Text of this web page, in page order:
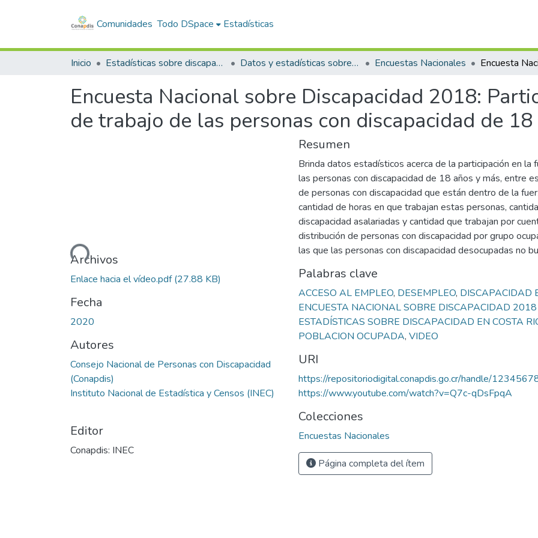
Comunidades Todo DSpace Estadísticas
Inicio Estadísticas sobre discapacidad Datos y estadísticas sobre discapacidad Encuestas Nacionales
Encuesta Nacional sobre Discapacidad 2018:
de trabajo de las personas con discapacidad de 18
Cargando...Archivos
Enlace hacia el vídeo.pdf(27.88 KB)
Fecha
2020
Autores
Consejo Nacional de Personas con Discapacidad
(Conapdis)
Instituto Nacional de Estadística y Censos (INEC)
Editor
Conapdis: INEC
Resumen
Brinda datos estadísticos acerca de la participación en la
las personas con discapacidad de 18 años y más, entre
de personas con discapacidad que están dentro de la
cantidad de horas en que trabajan estas personas,
discapacidad asalariadas y cantidad que trabajan por
distribución de personas con discapacidad por grupo
las que las personas con discapacidad desocupadas no
Palabras clave
ACCESO AL EMPLEO, DESEMPLEO, DISCAPACIDAD
ENCUESTA NACIONAL SOBRE DISCAPACIDAD
ESTADÍSTICAS SOBRE DISCAPACIDAD EN COSTA
POBLACION OCUPADA, VIDEO
URI
https://repositoriodigital.conapdis.go.cr/handle/
https://www.youtube.com/watch?v=Q7c-qDsFpqA
Colecciones
Encuestas Nacionales
Página completa del ítem